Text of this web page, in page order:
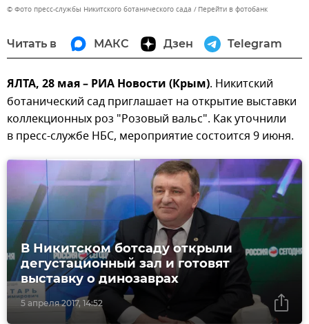
© Фото пресс-службы Никитского ботанического сада Перейти в фотобанк
Читать в МАКС Дзен Telegram
ЯЛТА, 28 мая – РИА Новости (Крым). Никитский
ботанический сад приглашает на открытие выставки
коллекционных роз "Розовый вальс". Как уточнили
в пресс-службе НБС, мероприятие состоится 9 июня.
5 апреля 2017, 14:52
В Никитском ботсаду открыли
дегустационный зал и готовят
выставку о динозаврах